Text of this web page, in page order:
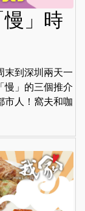
」時
末到深圳兩天一
慢」的三個推介
市人！窩夫和咖